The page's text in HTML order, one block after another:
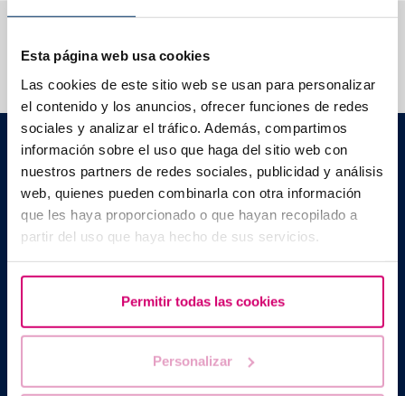
Esta página web usa cookies
Las cookies de este sitio web se usan para personalizar
el contenido y los anuncios, ofrecer funciones de redes
sociales y analizar el tráfico. Además, compartimos
información sobre el uso que haga del sitio web con
nuestros partners de redes sociales, publicidad y análisis
web, quienes pueden combinarla con otra información
que les haya proporcionado o que hayan recopilado a
partir del uso que haya hecho de sus servicios.
Permitir todas las cookies
Personalizar
Barcelona IVF
Edificio Planetarium
C./ Escoles Pies, 103. 08017 - Barcellona (Spagna)
+34 934 176 916
| info@bcnivf.com
Barcelona IVF è un centro medico autorizzato dalla Generalitat de
assistita con il codice identificativo E08050604.